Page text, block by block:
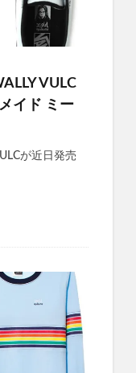
VULC
イド ミー
が近日発売